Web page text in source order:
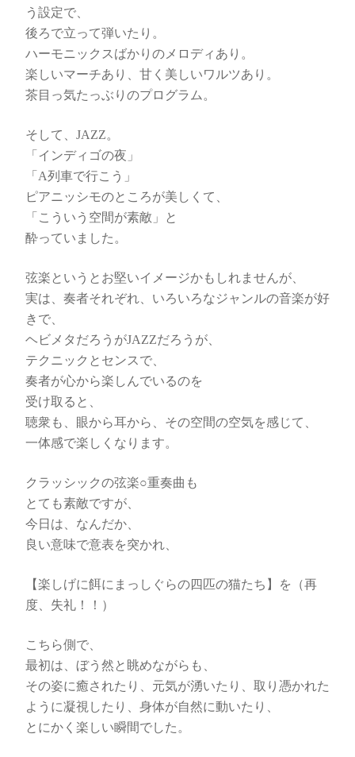
う設定で、
後ろで立って弾いたり。
ハーモニックスばかりのメロディあり。
楽しいマーチあり、甘く美しいワルツあり。
茶目っ気たっぶりのプログラム。
そして、JAZZ。
「インディゴの夜」
「A列車で行こう」
ピアニッシモのところが美しくて、
「こういう空間が素敵」と
酔っていました。
弦楽というとお堅いイメージかもしれませんが、
実は、奏者それぞれ、いろいろなジャンルの音楽が好
きで、
ヘビメタだろうがJAZZだろうが、
テクニックとセンスで、
奏者が心から楽しんでいるのを
受け取ると、
聴衆も、眼から耳から、その空間の空気を感じて、
一体感で楽しくなります。
クラッシックの弦楽○重奏曲も
とても素敵ですが、
今日は、なんだか、
良い意味で意表を突かれ、
【楽しげに餌にまっしぐらの四匹の猫たち】を（再
度、失礼！！）
こちら側で、
最初は、ぼう然と眺めながらも、
その姿に癒されたり、元気が湧いたり、取り憑かれた
ように凝視したり、身体が自然に動いたり、
とにかく楽しい瞬間でした。